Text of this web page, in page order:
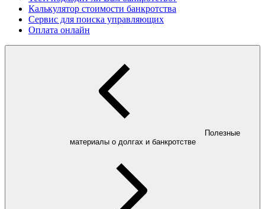
Калькулятор стоимости банкротства
Сервис для поиска управляющих
Оплата онлайн
Полезные
материалы о долгах и банкротстве